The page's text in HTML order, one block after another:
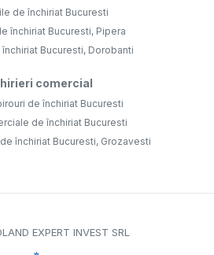
de închiriat Bucuresti
închiriat Bucuresti, Pipera
Bucuresti, Dorobanti
comercial
de închiriat Bucuresti
de închiriat Bucuresti
închiriat Bucuresti, Grozavesti
EXPERT INVEST SRL